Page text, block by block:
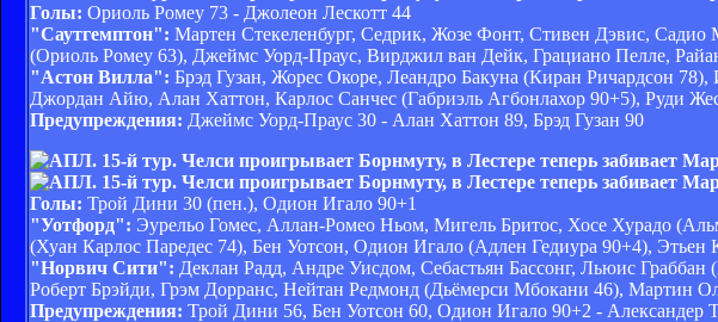
Голы: Ориоль Ромеу 73 - Джолеон Лескотт 44
"Саутгемптон": Мартен Стекеленбург, Седрик, Жозе Фонт, Стивен Дэвис,
(Ориоль Ромеу 63), Джеймс Уорд-Праус, Вирджил ван Дейк, Грациано Пелле,
"Астон Вилла": Брэд Гузан, Жорес Окоре, Леандро Бакуна (Киран Ричардсон
Джордан Айю, Алан Хаттон, Карлос Санчес (Габриэль Агбонлахор 90+5), Руди
Предупреждения: Джеймс Уорд-Праус 30 - Алан Хаттон 89, Брэд Гузан 90
Голы: Трой Дини 30 (пен.), Одион Игало 90+1
"Уотфорд": Эурельо Гомес, Аллан-Ромео Ньом, Мигель Бритос, Хосе Хурадо
(Хуан Карлос Паредес 74), Бен Уотсон, Одион Игало (Адлен Гедиура 90+4), Этьен
"Норвич Сити": Деклан Радд, Андре Уисдом, Себастьян Бассонг, Льюис
Роберт Брэйди, Грэм Дорранс, Нейтан Редмонд (Дьёмерси Мбокани 46), Мартин
Предупреждения: Трой Дини 56, Бен Уотсон 60, Одион Игало 90+2 - Александер